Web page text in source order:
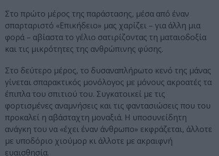
Στο πρώτο μέρος της παράστασης, μέσα από έναν
σπαρταριστό «Επικήδειο» μας χαρίζει – για άλλη μια
φορά – αβίαστα το γέλιο σατιρίζοντας τη ματαιοδοξία
και τις μικρότητες της ανθρώπινης φύσης.
Στο δεύτερο μέρος, το δυσαναπλήρωτο κενό της μάνας
γίνεται σπαρακτικός μονόλογος με μόνους ακροατές τα
έπιπλα του σπιτιού του. Συγκατοικεί με τις
φορτισμένες αναμνήσεις και τις φαντασιώσεις που του
προκαλεί η αβάσταχτη μοναξιά. Η υποσυνείδητη
ανάγκη του να «έχει έναν άνθρωπο» εκφράζεται, άλλοτε
με υποδόριο χιούμορ κι άλλοτε με ακραιφνή
ευαισθησία.